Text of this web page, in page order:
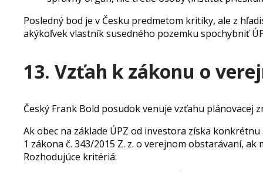
Posledný bod je v Česku predmetom kritiky, ale z
akýkoľvek vlastník susedného pozemku spochybniť
13. Vzťah k zákonu o
Český Frank Bold posudok venuje vzťahu
Ak obec na základe ÚPZ od investora získa
1 zákona č. 343/2015 Z. z. o verejnom obstarávaní,
Rozhodujúce kritériá: